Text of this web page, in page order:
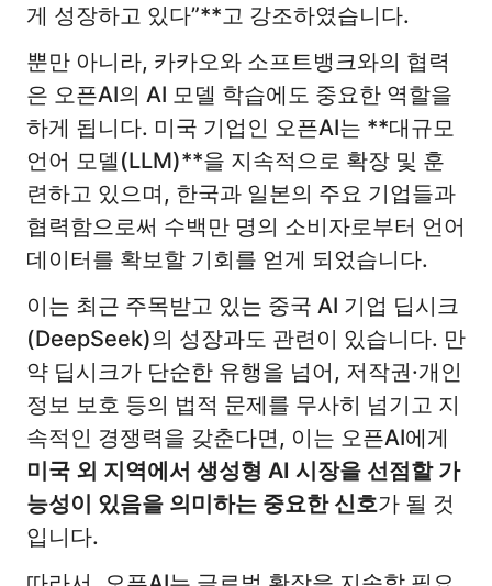
게 성장하고 있다”**고 강조하였습니다.
뿐만 아니라, 카카오와 소프트뱅크와의 협력
은 오픈AI의 AI 모델 학습에도 중요한 역할을
하게 됩니다. 미국 기업인 오픈AI는 **대규모
언어 모델(LLM)**을 지속적으로 확장 및 훈
련하고 있으며, 한국과 일본의 주요 기업들과
협력함으로써 수백만 명의 소비자로부터 언어
데이터를 확보할 기회를 얻게 되었습니다.
이는 최근 주목받고 있는 중국 AI 기업 딥시크
(DeepSeek)의 성장과도 관련이 있습니다. 만
약 딥시크가 단순한 유행을 넘어, 저작권·개인
정보 보호 등의 법적 문제를 무사히 넘기고 지
속적인 경쟁력을 갖춘다면, 이는 오픈AI에게
미국 외 지역에서 생성형 AI 시장을 선점할 가
능성이 있음을 의미하는 중요한 신호가 될 것
입니다.